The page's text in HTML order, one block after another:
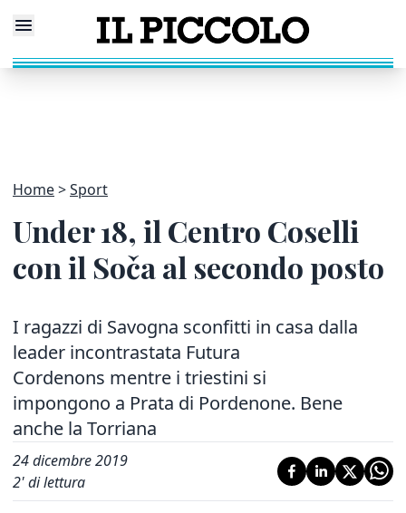
Home Sport
Under 18, il Centro Coselli
con il Soča al secondo posto
I ragazzi di Savogna sconfitti in casa dalla
leader incontrastata Futura
Cordenons mentre i triestini si
impongono a Prata di Pordenone. Bene
anche la Torriana
24 dicembre 2019
2' di lettura